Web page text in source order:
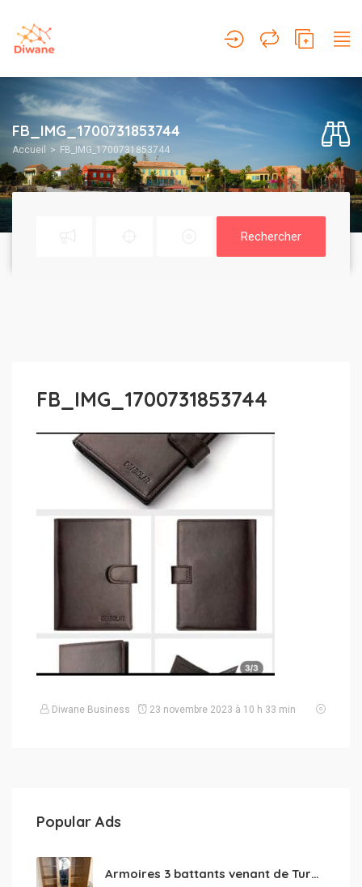
FB_IMG_1700731853744
Accueil FB_IMG_1700731853744
Rechercher
FB_IMG_1700731853744
Diwane Business 23 novembre 2023 à 10 h 33 min
Popular Ads
Armoires 3 battants venant de Turquie disponibles